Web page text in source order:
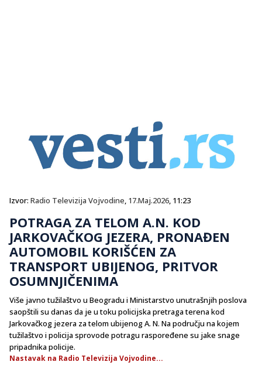
Izvor: Radio Televizija Vojvodine, 17.Maj.2026, 11:23
POTRAGA ZA TELOM A.N. KOD
JARKOVAČKOG JEZERA, PRONAĐEN
AUTOMOBIL KORIŠĆEN ZA
TRANSPORT UBIJENOG, PRITVOR
OSUMNJIČENIMA
Više javno tužilaštvo u Beogradu i Ministarstvo unutrašnjih poslova
saopštili su danas da je u toku policijska pretraga terena kod
Jarkovačkog jezera za telom ubijenog A. N. Na području na kojem
tužilaštvo i policija sprovode potragu raspoređene su jake snage
pripadnika policije.
Nastavak na Radio Televizija Vojvodine...